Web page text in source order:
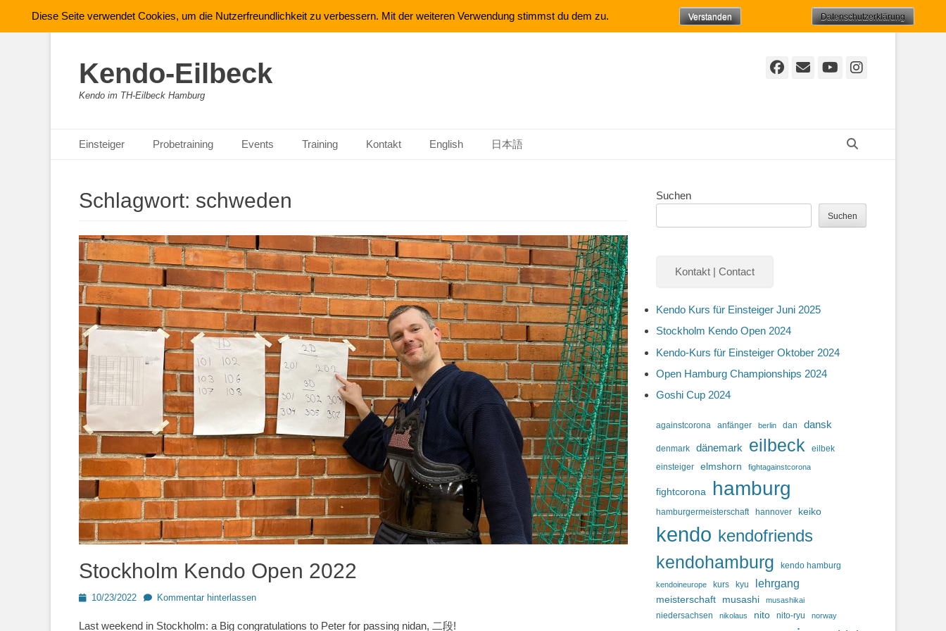
Kendo-Eilbeck
Kendo im TH-Eilbeck Hamburg
Facebook
E-
YouTube
Primäres Menü
Inhalt
Einsteiger Probetraining Events Training Kontakt English 日本語
Schlagwort: schweden
Stockholm Kendo Open 2022
Posted10/23/2022 Kommentar hinterlassen
Last weekend in Stockholm: a Big congratulations to Peter for passing nidan, 二段!
Suchen
Suchen
Kontakt | Contact
Kendo Kurs für Einsteiger Juni 2025
Stockholm Kendo Open 2024
Kendo-Kurs für Einsteiger Oktober 2024
Open Hamburg Championships 2024
Goshi Cup 2024
againstcorona anfänger berlin dan dansk
denmark dänemark eilbeck
eilbek
einsteiger
elmshorn fightagainstcorona
fightcorona hamburg
hamburgermeisterschaft hannover keiko
kendo kendofriends
kendohamburg kendo hamburg
kendoineurope kurs kyu lehrgang
meisterschaft musashi musashikai
niedersachsen nikolaus nito nito-ryu norway
Diese Seite verwendet Cookies, um die Nutzerfreundlichkeit zu verbessern. Mit der weiteren Verwendung stimmst du dem zu. Verstanden Datenschutzerklärung